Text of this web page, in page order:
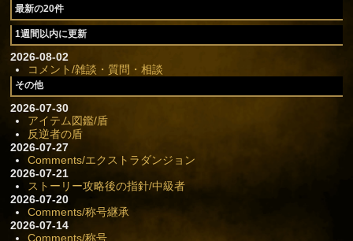
最新の20件
1週間以内に更新
2026-08-02
コメント/雑談・質問・相談
その他
2026-07-30
アイテム図鑑/盾
反逆者の盾
2026-07-27
Comments/エクストラダンジョン
2026-07-21
ストーリー攻略後の指針/中級者
2026-07-20
Comments/称号継承
2026-07-14
Comments/称号